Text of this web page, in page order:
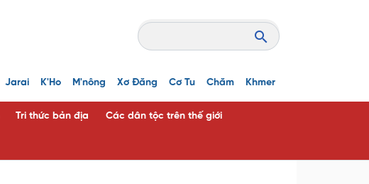
Jarai K'Ho M'nông Xơ Đăng Cơ Tu Chăm Khmer
Tri thức bản địa Các dân tộc trên thế giới